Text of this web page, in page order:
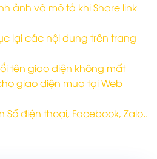
ảnh và mô tả khi Share link
lại các nội dung trên trang
tên giao diện không mất
giao diện mua tại Web
điện thoại, Facebook, Zalo..